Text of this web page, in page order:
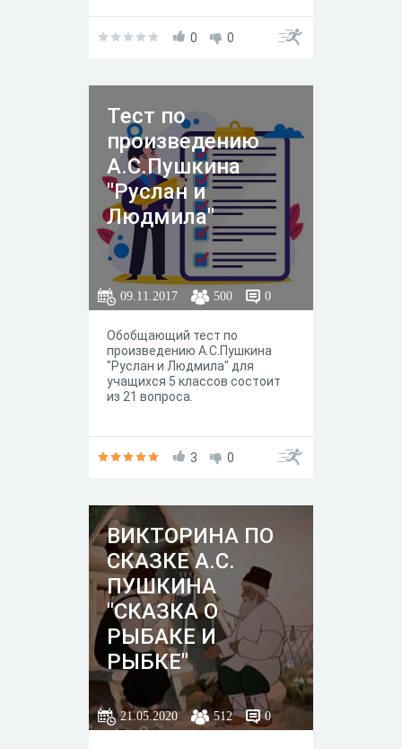
красавицу, двинулись в путь.
0 0
Тест по
произведению
А.С.Пушкина
"Руслан и
Людмила"
09.11.2017 500 0
Обобщающий тест по
произведению А.С.Пушкина
"Руслан и Людмила" для
учащихся 5 классов состоит
из 21 вопроса.
3 0
ВИКТОРИНА ПО
СКАЗКЕ А.С.
ПУШКИНА
"СКАЗКА О
РЫБАКЕ И
РЫБКЕ"
21.05.2020 512 0